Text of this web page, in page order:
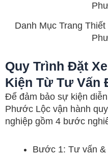
Danh Mục Trang
Quy Trình Đặt
Kiện Từ Tư Vấn
Để đảm bảo sự kiện
Phước Lộc vận hành
nghiệp gồm 4 bước
Bước 1: Tư vấn